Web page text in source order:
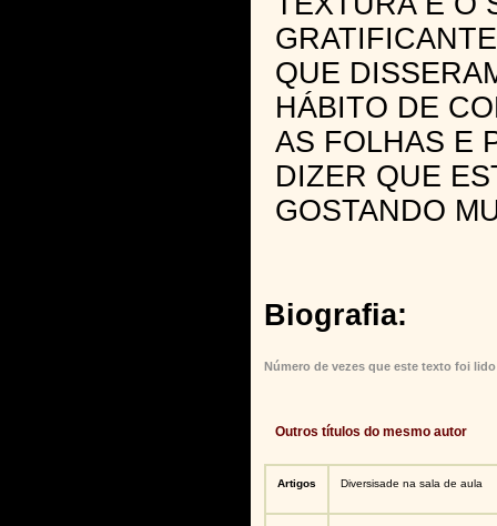
QUE
HÁBITO DE
AS FOLHAS E
DIZER QUE
GOSTANDO
Biografia:
Número de vezes que este texto foi
Outros títulos do mesmo autor
Artigos Diversisade na sala de aula